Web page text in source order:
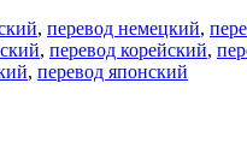
, перевод немецкий,
, перевод корейский,
, перевод японский